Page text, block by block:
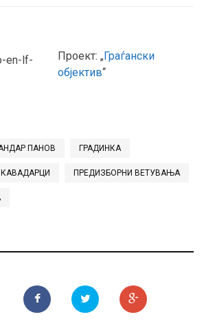
Проект: „Граѓански
објектив“
ПАНОВ ГРАДИНКА
КАВАДАРЦИ ПРЕДИЗБОРНИ ВЕТУВАЊА